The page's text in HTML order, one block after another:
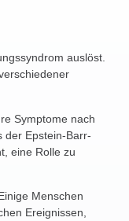
auslöst.
Symptome nach
der Epstein-Barr-
eine Rolle zu
Menschen
Ereignissen,